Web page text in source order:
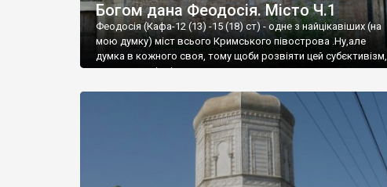
Богом дана Феодосія. Місто Ч.1
Феодосія (Кафа-12 (13) -15 (18) ст) - одне з найцікавіших (на
мою думку) міст всього Кримського півострова .Ну,але
думка в кожного своя, тому щоби розвіяти цей субєктивізм,
запрошую відвідати це